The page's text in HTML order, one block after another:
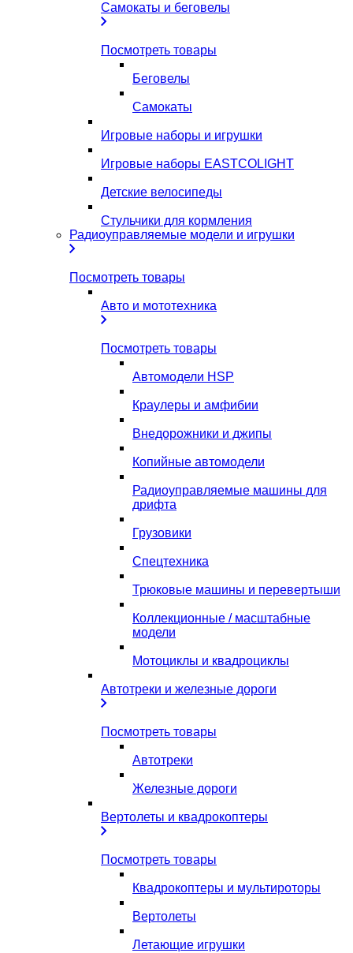
Самокаты и беговелы
Посмотреть товары
Беговелы
Самокаты
Игровые наборы и игрушки
Игровые наборы EASTCOLIGHT
Детские велосипеды
Стульчики для кормления
Радиоуправляемые модели и игрушки
Посмотреть товары
Авто и мототехника
Посмотреть товары
Автомодели HSP
Краулеры и амфибии
Внедорожники и джипы
Копийные автомодели
Радиоуправляемые машины для
дрифта
Грузовики
Спецтехника
Трюковые машины и перевертыши
Коллекционные / масштабные
модели
Мотоциклы и квадроциклы
Автотреки и железные дороги
Посмотреть товары
Автотреки
Железные дороги
Вертолеты и квадрокоптеры
Посмотреть товары
Квадрокоптеры и мультироторы
Вертолеты
Летающие игрушки